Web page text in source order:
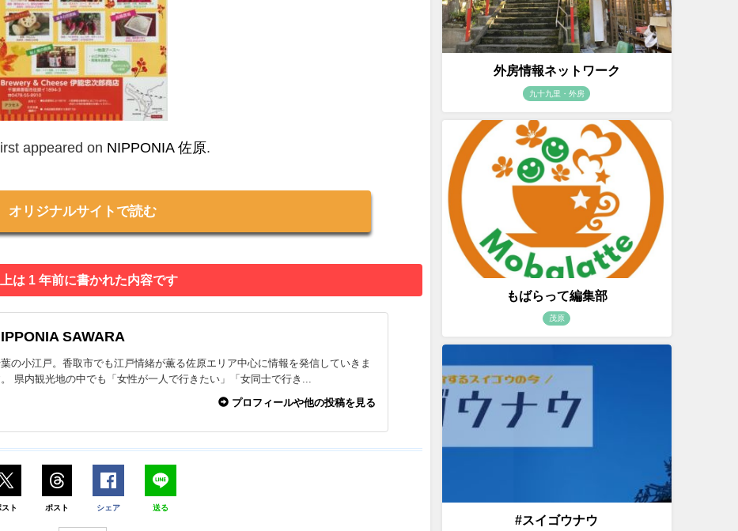
appeared on NIPPONIA 佐原.
オリジナルサイトで読む
は 1 年前に書かれた内容です
SAWARA
の小江戸。香取市でも江戸情緒が薫る佐原エリア中心に情報を発信していきま
県内観光地の中でも「女性が一人で行きたい」「女同士で行き...
プロフィールや他の投稿を見る
スト ポスト シェア 送る
外房情報ネットワーク
九十九里・外房
もばらって編集部
茂原
#スイゴウナウ